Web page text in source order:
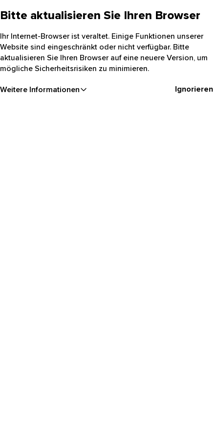
Bitte aktualisieren Sie Ihren Browser
Ihr Internet-Browser ist veraltet. Einige Funktionen unserer
Website sind eingeschränkt oder nicht verfügbar. Bitte
aktualisieren Sie Ihren Browser auf eine neuere Version, um
mögliche Sicherheitsrisiken zu minimieren.
Weitere Informationen Ignorieren